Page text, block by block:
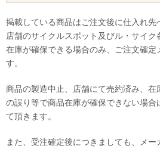
掲載している商品はご注文後に仕入れ
店舗のサイクルスポット及びル・サイ
在庫が確保できる場合のみ、ご注文確定
す。
商品の製造中止、店舗にて売約済み、在
の誤り等で商品在庫が確保できない場
て頂きます。
また、受注確定後につきましても、メ